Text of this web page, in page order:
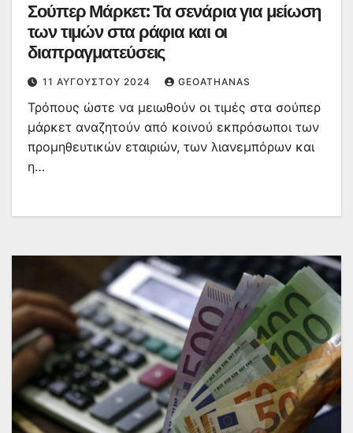
Σούπερ Μάρκετ: Τα σενάρια για μείωση
των τιμών στα ράφια και οι
διαπραγματεύσεις
11 ΑΥΓΟΎΣΤΟΥ 2024 GEOATHANAS
Τρόπους ώστε να μειωθούν οι τιμές στα σούπερ
μάρκετ αναζητούν από κοινού εκπρόσωποι των
προμηθευτικών εταιριών, των λιανεμπόρων και
η…